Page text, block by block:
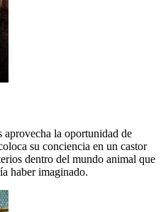
aprovecha la oportunidad de
su conciencia en un castor
dentro del mundo animal que
haber imaginado.